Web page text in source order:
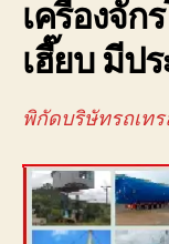
เครื่องจัก
เฮี๊ยบ มีป
พิกัดบริษัทรถเท